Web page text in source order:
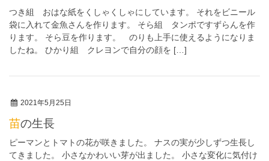
つき組 おはな紙をくしゃくしゃにしています。 それをビニール
袋に入れて金魚さんを作ります。 そら組 タンポですずらんを作
ります。 そら豆を作ります。 のりも上手に使えるようになりま
したね。 ひかり組 クレヨンで自分の顔を […]
2021年5月25日
苗の生長
ピーマンとトマトの花が咲きました。 ナスの実が少しずつ生長し
てきました。 小さなかわいい芽が出ました。 小さな変化に気付け